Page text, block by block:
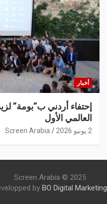
أخبار
إحتفاء أردني ب”بومة”
العالمي الأول
2 يونيو 2026 Screen Arabia
Screen Arabia © 2025
by BO Digital Marketing